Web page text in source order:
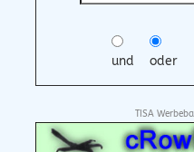
und oder
TISA